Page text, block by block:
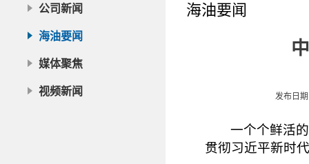
公司新闻
海油要闻
媒体聚焦
视频新闻
海油要闻
发布日期
一个个鲜活
贯彻习近平新时